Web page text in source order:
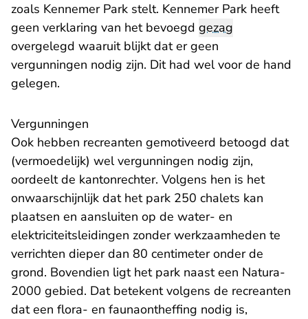
zoals Kennemer Park stelt. Kennemer Park heeft
geen verklaring van het bevoegd gezag
overgelegd waaruit blijkt dat er geen
vergunningen nodig zijn. Dit had wel voor de hand
gelegen.
Vergunningen
Ook hebben recreanten gemotiveerd betoogd dat
(vermoedelijk) wel vergunningen nodig zijn,
oordeelt de kantonrechter. Volgens hen is het
onwaarschijnlijk dat het park 250 chalets kan
plaatsen en aansluiten op de water- en
elektriciteitsleidingen zonder werkzaamheden te
verrichten dieper dan 80 centimeter onder de
grond. Bovendien ligt het park naast een Natura-
2000 gebied. Dat betekent volgens de recreanten
dat een flora- en faunaontheffing nodig is,